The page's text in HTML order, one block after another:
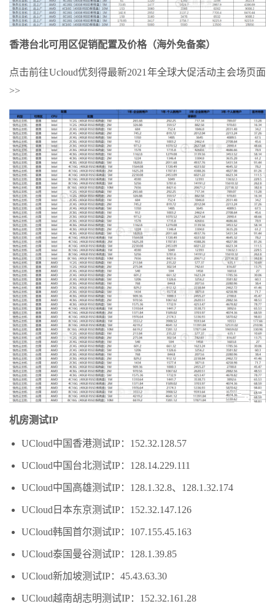
香港台北可用区促销配置及价格（海外免备案）
点击前往Ucloud优刻得最新2021年全球大促活动主会场页面
>>
机房测试IP
UCloud中国香港测试IP：152.32.128.57
UCloud中国台北测试IP：128.14.229.111
UCloud中国高雄测试IP：128.1.32.8、 128.1.32.174
UCloud日本东京测试IP： 152.32.147.126
UCloud韩国首尔测试IP： 107.155.45.163
UCloud泰国曼谷测试IP：128.1.39.85
UCloud新加坡测试IP：45.43.63.30
UCloud越南胡志明测试IP：152.32.161.28